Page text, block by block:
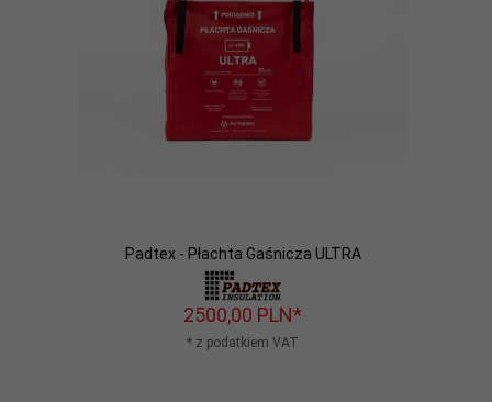
Padtex - Płachta Gaśnicza ULTRA
2500,00 PLN*
* z podatkiem VAT